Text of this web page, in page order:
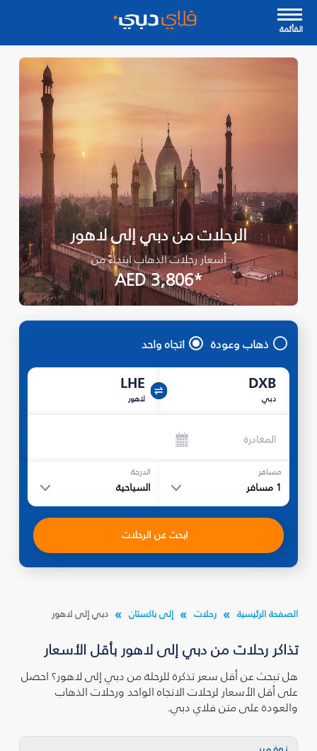
القأئمة
الرحلات من دبي إلى لاهور
أسعار رحلات الذهاب ابتداءً من
*AED 3,806
ذهاب وعودة اتجاه واحد
DXB
دبي
LHE
لاهور
المغادرة
مسافر
1 مسافر
الدرجة
السياحية
ابحث عن الرحلات
الصفحة الرئيسية رحلات إلى باكستان دبي إلى لاهور
تذاكر رحلات من دبي إلى لاهور بأقل الأسعار
هل تبحث عن أقل سعر تذكرة للرحلة من دبي إلى لاهور؟ احصل
على أقل الأسعار لرحلات الاتجاه الواحد ورحلات الذهاب
والعودة على متن فلاي دبي.